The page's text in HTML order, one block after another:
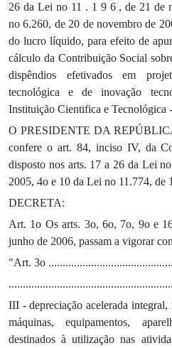
26 da Lei no 11 . 1 9 6 , de 21 de
no 6.260, de 20 de novembro de
do lucro líquido, para efeito de
cálculo da Contribuição Social
dispêndios efeti­vados em
tecnológica e de inovação
Instituição Cientifica e Tec­nológica
O PRESIDENTE DA
confere o art. 84, inciso IV, da
disposto nos arts. 17 a 26 da Lei
2005, 4o e 10 da Lei no 11.774, de
DECRETA:
Art. 1o Os arts. 3o, 6o, 7o, 9o e
junho de 2006, passam a vigorar
"Art. 3o
III - depreciação acelerada
máquinas, equipamentos,
destinados à utilização nas